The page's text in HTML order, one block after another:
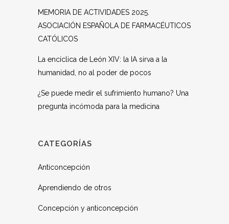
MEMORIA DE ACTIVIDADES 2025.
ASOCIACIÓN ESPAÑOLA DE FARMACÉUTICOS
CATÓLICOS
La encíclica de León XIV: la IA sirva a la
humanidad, no al poder de pocos
¿Se puede medir el sufrimiento humano? Una
pregunta incómoda para la medicina
CATEGORÍAS
Anticoncepción
Aprendiendo de otros
Concepción y anticoncepción